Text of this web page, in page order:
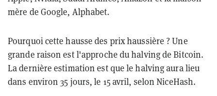
mère de Google, Alphabet.
Pourquoi cette hausse des prix haussière ? Une
grande raison est l'approche du halving de Bitcoin.
La dernière estimation est que le halving aura lieu
dans environ 35 jours, le 15 avril, selon NiceHash.